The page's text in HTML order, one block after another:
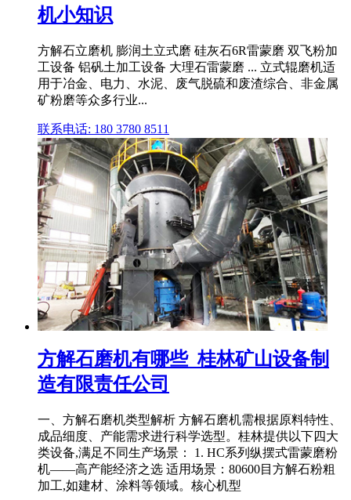
机小知识
方解石立磨机 膨润土立式磨 硅灰石6R雷蒙磨 双飞粉加
工设备 铝矾土加工设备 大理石雷蒙磨 ... 立式辊磨机适
用于冶金、电力、水泥、废气脱硫和废渣综合、非金属
矿粉磨等众多行业...
联系电话: 180 3780 8511
方解石磨机有哪些_桂林矿山设备制
造有限责任公司
一、方解石磨机类型解析 方解石磨机需根据原料特性、
成品细度、产能需求进行科学选型。桂林提供以下四大
类设备,满足不同生产场景： 1. HC系列纵摆式雷蒙磨粉
机——高产能经济之选 适用场景：80600目方解石粉粗
加工,如建材、涂料等领域。核心机型